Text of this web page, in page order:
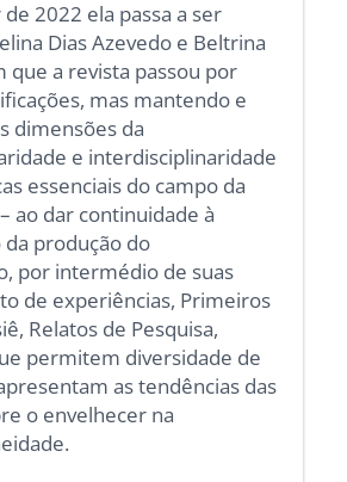
2022 ela passa a ser
Dias Azevedo e Beltrina
que a revista passou por
mas mantendo e
dimensões da
e interdisciplinaridade
essenciais do campo da
ao dar continuidade à
produção do
por intermédio de suas
de experiências, Primeiros
Relatos de Pesquisa,
permitem diversidade de
as tendências das
o envelhecer na